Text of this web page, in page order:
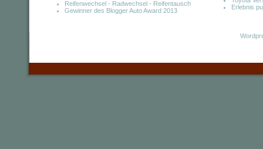
Reifenwechsel - Radwechsel - Reifentausch
Gewinner des Blogger Auto Award 2013
Erlebnis